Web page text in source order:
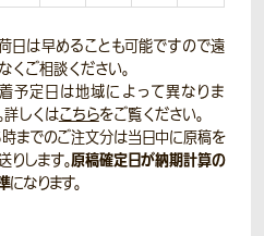
日は早めることも可能ですので遠
くご相談ください。
予定日は地域によって異なりま
詳しくはこちらをご覧ください。
までのご注文分は当日中に原稿を
りします。原稿確定日が納期計算の
になります。